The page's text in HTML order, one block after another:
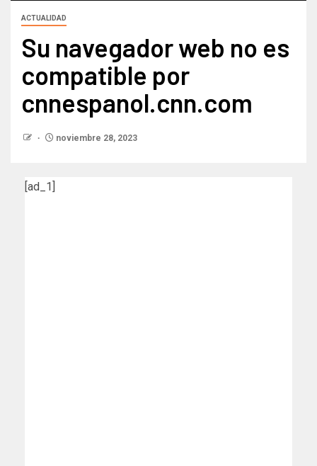
ACTUALIDAD
Su navegador web no es
compatible por
cnnespanol.cnn.com
noviembre 28, 2023
[ad_1]